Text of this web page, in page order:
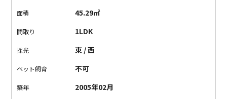
を読んだり、写真を飾ったり…
がたい。
昼には太陽光を浴びた眩しすぎるほどの街並みを。
一度言います。
ここでしか味わえない良さがあります。
面積 45.29㎡
間取り 1LDK
採光 東 / 西
ペット飼育 不可
築年 2005年02月